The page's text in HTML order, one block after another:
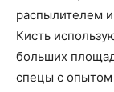
распылителем
Кисть
больших
спецы с опытом